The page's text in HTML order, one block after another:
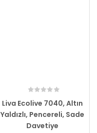
Liva Ecolive 7040, Altın
Yaldızlı, Pencereli, Sade
Davetiye